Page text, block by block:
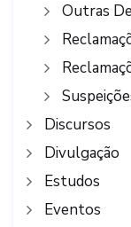
Outras
Discursos
Divulgação
Estudos
Eventos